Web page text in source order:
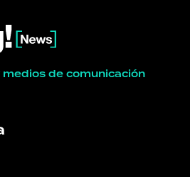
de comunicación